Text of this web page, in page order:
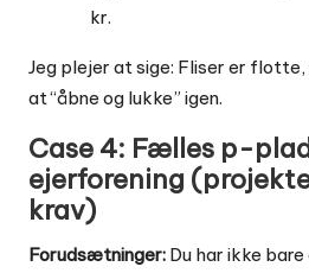
kr.
Jeg plejer at sige: Fliser er flotte,
at “åbne og lukke” igen.
Case 4: Fælles p-
ejerforening
krav)
Forudsætninger: Du har ikke